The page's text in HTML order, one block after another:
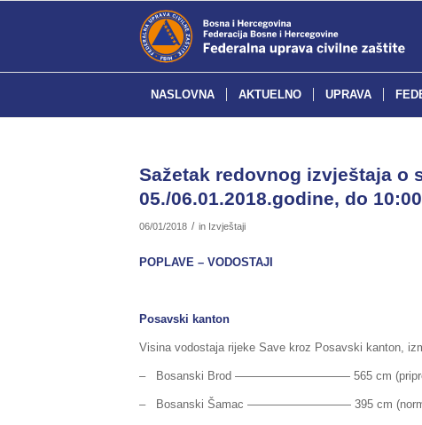
NASLOVNA AKTUELNO UPRAVA
Sažetak redovnog izvještaja o
05./06.01.2018.godine, do
06/01/2018 / in Izvještaji
POPLAVE – VODOSTAJI
Posavski kanton
Visina vodostaja rijeke Save kroz Posavski kanton,
– Bosanski Brod —————————— 565 cm
– Bosanski Šamac ————————— 395 cm